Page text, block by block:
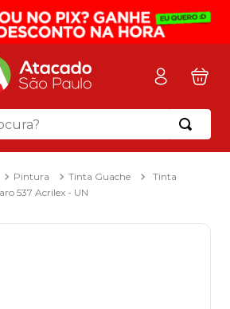
Pintura Tinta Guache
Tinta
537 Acrilex - UN